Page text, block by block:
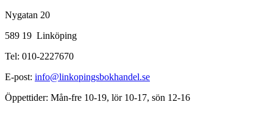
Nygatan 20
589 19 Linköping
Tel: 010-2227670
E-post: info@linkopingsbokhandel.se
Öppettider: Mån-fre 10-19, lör 10-17, sön 12-16